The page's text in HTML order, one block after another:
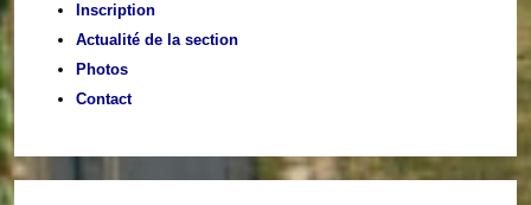
Inscription
Actualité de la section
Photos
Contact